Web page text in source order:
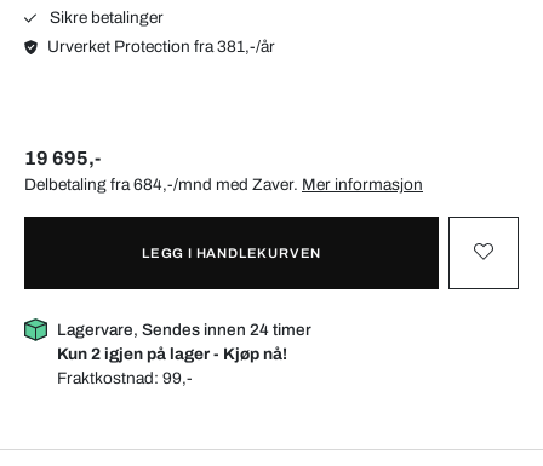
Sikre betalinger
Urverket Protection fra 381,-/år
19 695,-
Delbetaling fra 684,-/mnd med Zaver. Mer informasjon
LEGG I HANDLEKURVEN
Lagervare, Sendes innen 24 timer
Kun 2 igjen på lager - Kjøp nå!
Fraktkostnad:99,-